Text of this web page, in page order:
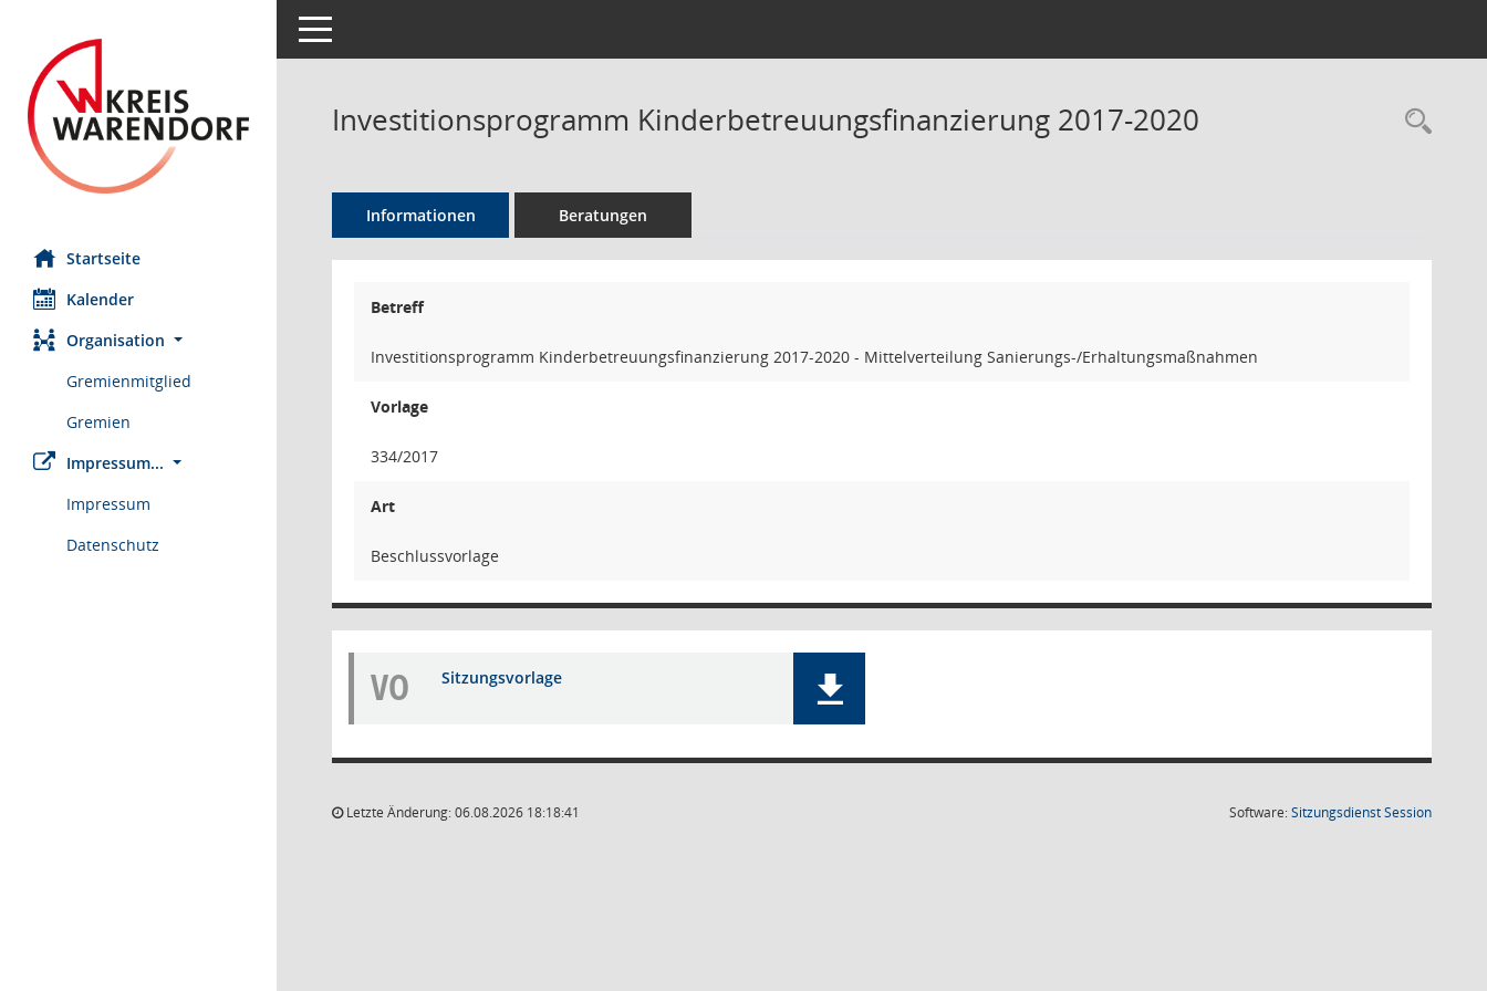
Startseite
Kalender
Organisation
Gremienmitglied
Gremien
Impressum...
Impressum
Datenschutz
Toggle navigation
Investitionsprogramm Kinderbetreuungsfinanzierung 2017-2020
Informationen Beratungen
Betreff
Investitionsprogramm Kinderbetreuungsfinanzierung 2017-2020 - Mittelverteilung Sanierungs-/Erhaltungsmaßnahmen
Vorlage
334/2017
Art
Beschlussvorlage
VO Sitzungsvorlage
Letzte Änderung: 06.08.2026 18:18:41 Software:SitzungsdienstSession(Wird in